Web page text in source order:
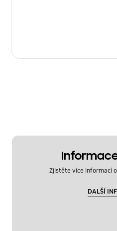
Zjistěte více informací
DALŠÍ